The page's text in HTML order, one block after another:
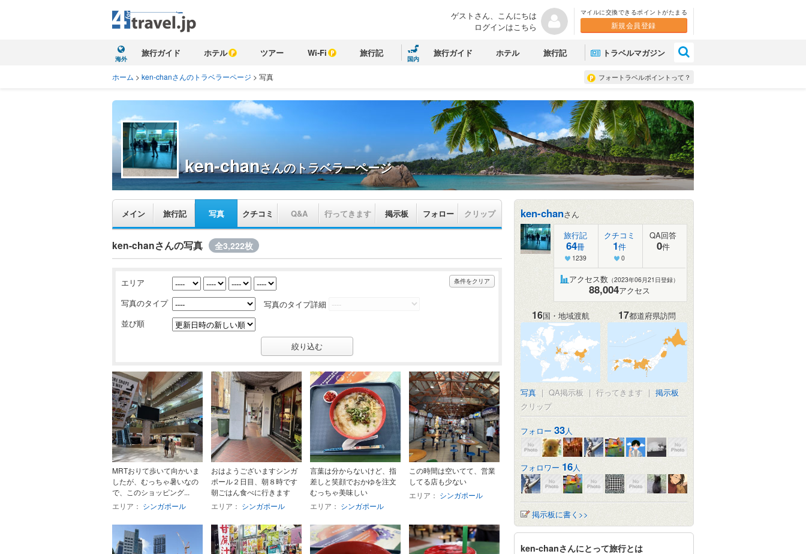
ゲストさん、こんにちは
ログインはこちら
マイルに交換できるポイントがたまる
新規会員登録
海外
旅行ガイド ホテル ツアー Wi-Fi 旅行記
国内
旅行ガイド ホテル 旅行記 トラベルマガジン
フォートラベルポイントって？
ホーム > ken-chanさんのトラベラーページ > 写真
ken-chanさんのトラベラーページ
メイン 旅行記 写真 クチコミ Q&A 行ってきます 掲示板 フォロー クリップ
ken-chanさんの写真 全3,222枚
条件をクリア
エリア
写真のタイプ
写真のタイプ詳細
並び順
MRTおりて歩いて向かいま
したが、むっちゃ暑いなの
で、このショッピング...
エリア： シンガポール
おはようございますシンガ
ポール２日目、朝８時です
朝ごはん食べに行きます
エリア： シンガポール
言葉は分からないけど、指
差しと笑顔でおかゆを注文
むっちゃ美味しい
エリア： シンガポール
この時間は空いてて、営業
してる店も少ない
エリア： シンガポール
ken-chanさん
旅行記
64冊
1239
クチコミ
1件
0
QA回答
0件
アクセス数 （2023年06月21日登録）
88,004アクセス
16国・地域渡航 17都道府県訪問
写真 | QA掲示板 | 行ってきます | 掲示板
クリップ
フォロー 33人
フォロワー 16人
掲示板に書く>>
ken-chanさんにとって旅行とは